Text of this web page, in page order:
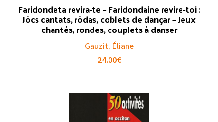
Faridondeta revira-te – Faridondaine revire-toi :
Jòcs cantats, ròdas, coblets de dançar – Jeux
chantés, rondes, couplets à danser
Gauzit, Éliane
24.00€